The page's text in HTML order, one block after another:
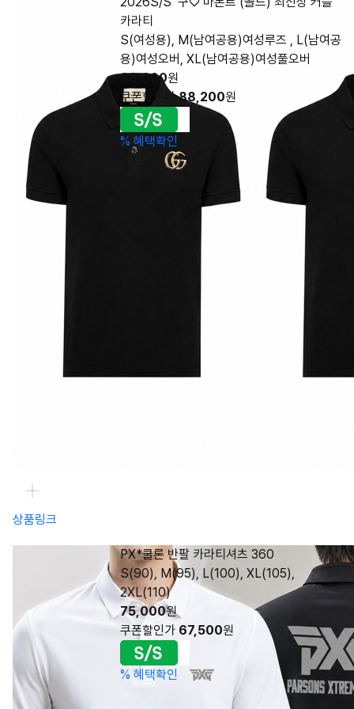
카라티
S(여성용), M(남여공용)여성루즈 , L(남여공
용)여성오버, XL(남여공용)여성풀오버
98,000원
쿠폰할인가88,200원
% 혜택확인
상품링크
PX*쿨론 반팔 카라티셔츠 360
S(90), M(95), L(100), XL(105),
2XL(110)
75,000원
쿠폰할인가 67,500원
% 혜택확인